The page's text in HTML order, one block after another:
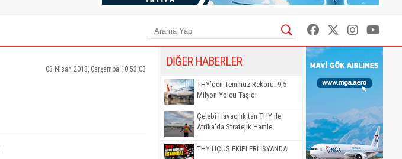
03 Nisan 2013, Çarşamba 10:53:03
DİĞER HABERLER
THY’den Temmuz Rekoru: 9,5
Milyon Yolcu Taşıdı
Çelebi Havacılık'tan THY ile
Afrika'da Stratejik Hamle
THY UÇUŞ EKİPLERİ İSYANDA!